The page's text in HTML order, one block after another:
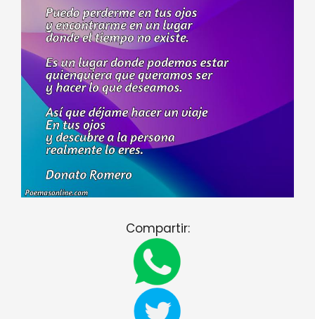
Compartir: